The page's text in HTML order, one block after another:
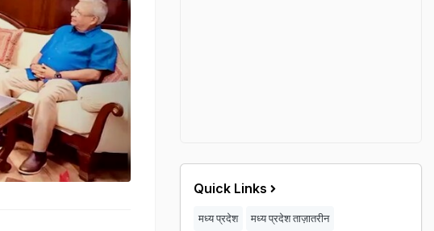
Quick Links
मध्य प्रदेश मध्य प्रदेश ताज़ातरीन